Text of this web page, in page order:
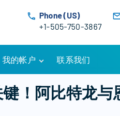
Phone (US)
+1-505-750-3867
我的帐户
账户详情
我的订单
联系我们
！阿比特龙